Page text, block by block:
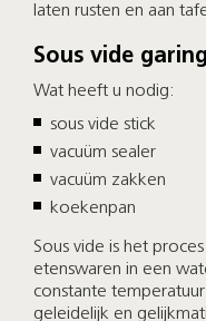
laten rusten en aan
Sous vide
Wat heeft u nodig:
sous vide stick
vacuüm sealer
vacuüm zakken
koekenpan
Sous vide is het
etenswaren in een
constante
geleidelijk en